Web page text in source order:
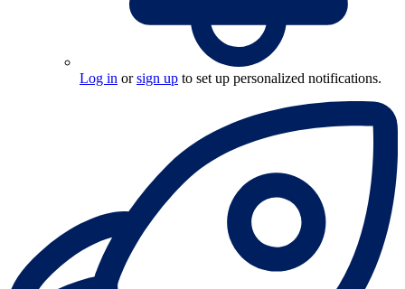
Log in orsign up to set up personalized notifications.